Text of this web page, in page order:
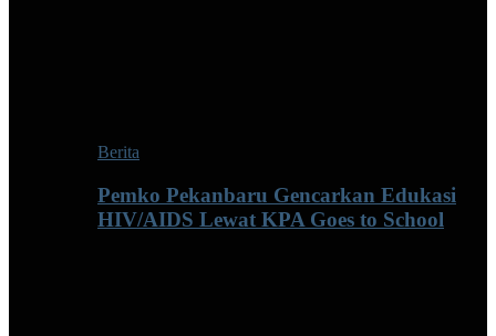
Berita
Pemko Pekanbaru Gencarkan Edukasi
HIV/AIDS Lewat KPA Goes to School